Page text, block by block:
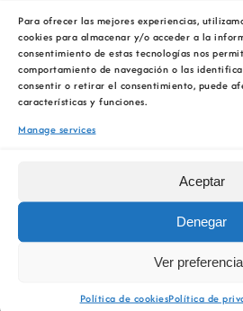
Para ofrecer las mejores experiencias,
cookies para almacenar y/o acceder a la
consentimiento de estas tecnologías nos
comportamiento de navegación o las
consentir o retirar el consentimiento, puede
características y funciones.
Manage services
Aceptar
Denegar
Ver
Política de cookiesPolítica de
Portavoces da Cámara
Galicia, da delegación en
Colexio de Geólogos e da
Enerxía da Universidade de
necesidade da explotación
marco dunha actividade
para desenvolver unha
economía galega.
Ler a noticia completa:
https://
raras-explote/